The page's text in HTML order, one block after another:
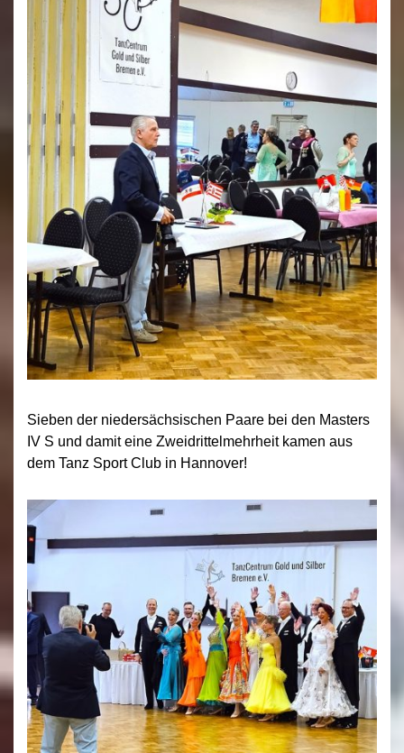
Sieben der niedersächsischen Paare bei den Masters
IV S und damit eine Zweidrittelmehrheit kamen aus
dem Tanz Sport Club in Hannover!